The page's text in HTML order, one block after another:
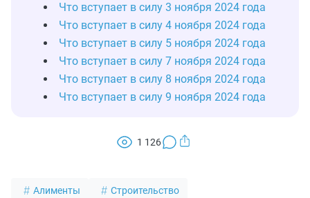
Что вступает в силу 3 ноября 2024 года
Что вступает в силу 4 ноября 2024 года
Что вступает в силу 5 ноября 2024 года
Что вступает в силу 7 ноября 2024 года
Что вступает в силу 8 ноября 2024 года
Что вступает в силу 9 ноября 2024 года
1 126
Алименты Строительство